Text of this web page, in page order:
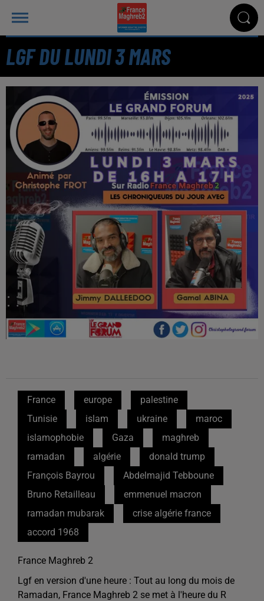
LGF DU LUNDI 3 MARS
France europe
palestine
Tunisie
islam ukraine
maroc
islamophobie
Gaza
maghreb
ramadan
algérie
donald trump
François Bayrou
Abdelmajid Tebboune
Bruno Retailleau
emmenuel macron
ramadan mubarak
crise algérie france
accord 1968
France Maghreb 2
Lgf en version d'une heure : Tout au long du mois de
Ramadan, France Maghreb 2 se met à l'heure du R